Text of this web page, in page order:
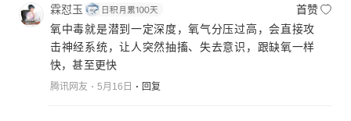
霖怼玉
首赞
氧中毒就是潜到一定深度，氧气分压过高，会直接攻
击神经系统，让人突然抽搐、失去意识，跟缺氧一样
快，甚至更快
腾讯网友 5月16日 回复